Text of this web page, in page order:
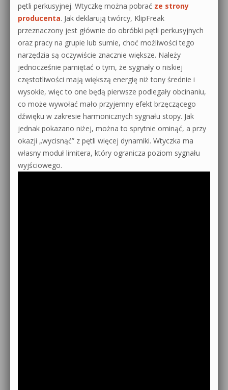
pętli perkusyjnej. Wtyczkę można pobrać ze strony
producenta. Jak deklarują twórcy, KlipFreak
przeznaczony jest głównie do obróbki pętli perkusyjnych
oraz pracy na grupie lub sumie, choć możliwości tego
narzędzia są oczywiście znacznie większe. Należy
jednocześnie pamiętać o tym, że sygnały o niskiej
częstotliwości mają większą energię niż tony średnie i
wysokie, więc to one będą pierwsze podlegały obcinaniu,
co może wywołać mało przyjemny efekt brzęczącego
dźwięku w zakresie harmonicznych sygnału stopy. Jak
jednak pokazano niżej, można to sprytnie ominąć, a przy
okazji „wycisnąć” z pętli więcej dynamiki. Wtyczka ma
własny moduł limitera, który ogranicza poziom sygnału
wyjściowego.